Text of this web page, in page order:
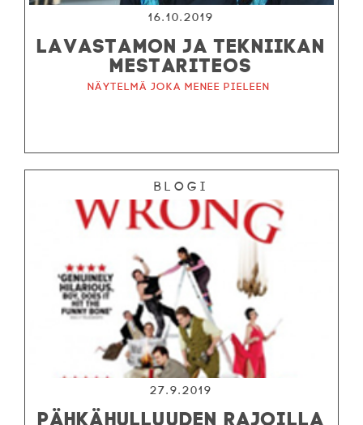
16.10.2019
LAVASTAMON JA TEKNIIKAN
MESTARITEOS
Näytelmä joka menee pieleen
Blogi
27.9.2019
PÄHKÄHULLUUDEN RAJOILLA